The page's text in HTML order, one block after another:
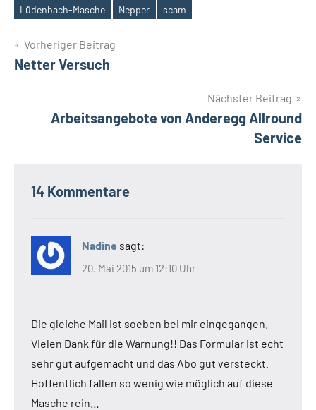
Schlagwörter
Lüdenbach-Masche
Nepper scam
Beitragsnavigation
Vorheriger Beitrag
Netter Versuch
Nächster Beitrag
Arbeitsangebote von Anderegg Allround
Service
14 Kommentare
Nadine sagt:
20. Mai 2015 um 12:10 Uhr
Die gleiche Mail ist soeben bei mir eingegangen.
Vielen Dank für die Warnung!! Das Formular ist echt
sehr gut aufgemacht und das Abo gut versteckt.
Hoffentlich fallen so wenig wie möglich auf diese
Masche rein…